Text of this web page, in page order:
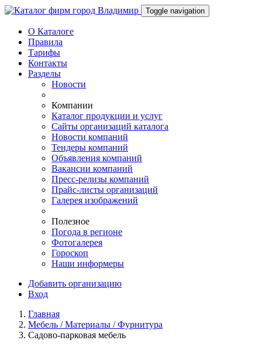
Toggle navigation
О Каталоге
Правила
Тарифы
Контакты
Разделы
Новости
Компании
Каталог продукции и услуг
Сайты организаций каталога
Новости компаний
Тендеры компаний
Объявления компаний
Вакансии компаний
Пресс-релизы компаний
Прайс-листы организаций
Галерея изображений
Полезное
Погода в регионе
Фотогалерея
Гороскоп
Наши информеры
Добавить организацию
Вход
Главная
Мебель / Материалы / Фурнитура
Садово-парковая мебель